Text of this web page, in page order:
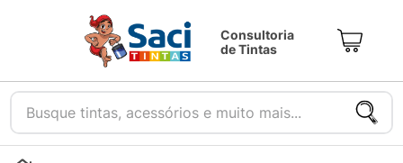
Consultoria
de Tintas
Busque tintas, acessórios e muito mais...